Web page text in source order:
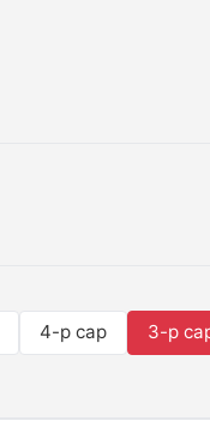
4-р сар 3-р